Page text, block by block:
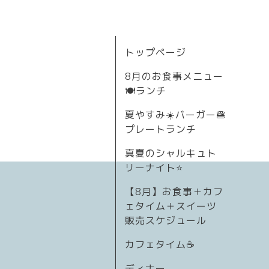
トップページ
8月のお食事メニュー
🍽ランチ
夏やすみ☀️バーガー🍔
プレートランチ
真夏のシャルキュト
リーナイト⭐
【8月】お食事＋カフ
ェタイム＋スイーツ
販売スケジュール
カフェタイム☕️